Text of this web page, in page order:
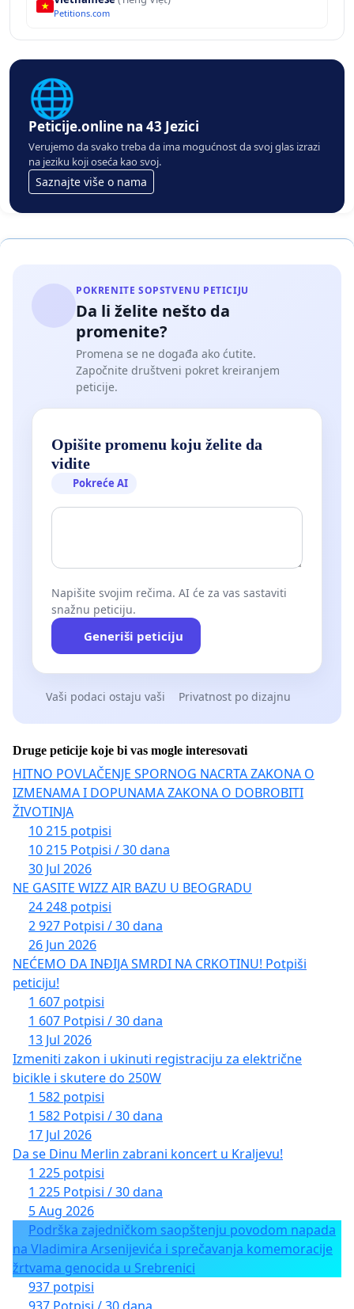
Petitions.com
🌐
Peticije.online na 43 Jezici
Verujemo da svako treba da ima mogućnost da svoj glas izrazi
na jeziku koji oseća kao svoj.
Saznajte više o nama
POKRENITE SOPSTVENU PETICIJU
Da li želite nešto da
promenite?
Promena se ne događa ako ćutite.
Započnite društveni pokret kreiranjem
peticije.
Opišite promenu koju želite da
vidite
Pokreće AI
Napišite svojim rečima. AI će za vas sastaviti
snažnu peticiju.
Generiši peticiju
Vaši podaci ostaju vaši Privatnost po dizajnu
Druge peticije koje bi vas mogle interesovati
HITNO POVLAČENJE SPORNOG NACRTA ZAKONA O
IZMENAMA I DOPUNAMA ZAKONA O DOBROBITI
ŽIVOTINJA
10 215 potpisi
10 215 Potpisi / 30 dana
30 Jul 2026
NE GASITE WIZZ AIR BAZU U BEOGRADU
24 248 potpisi
2 927 Potpisi / 30 dana
26 Jun 2026
NEĆEMO DA INĐIJA SMRDI NA CRKOTINU! Potpiši
peticiju!
1 607 potpisi
1 607 Potpisi / 30 dana
13 Jul 2026
Izmeniti zakon i ukinuti registraciju za električne
bicikle i skutere do 250W
1 582 potpisi
1 582 Potpisi / 30 dana
17 Jul 2026
Da se Dinu Merlin zabrani koncert u Kraljevu!
1 225 potpisi
1 225 Potpisi / 30 dana
5 Aug 2026
Podrška zajedničkom saopštenju povodom napada
na Vladimira Arsenijevića i sprečavanja komemoracije
žrtvama genocida u Srebrenici
937 potpisi